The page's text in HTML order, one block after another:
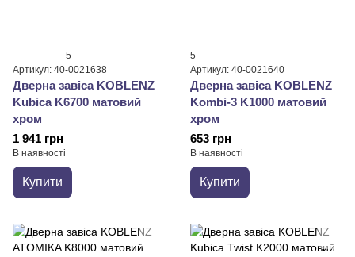
5
Артикул: 40-0021638
Дверна завіса KOBLENZ
Kubica K6700 матовий
хром
1 941 грн
В наявності
Купити
5
Артикул: 40-0021640
Дверна завіса KOBLENZ
Kombi-3 K1000 матовий
хром
653 грн
В наявності
Купити